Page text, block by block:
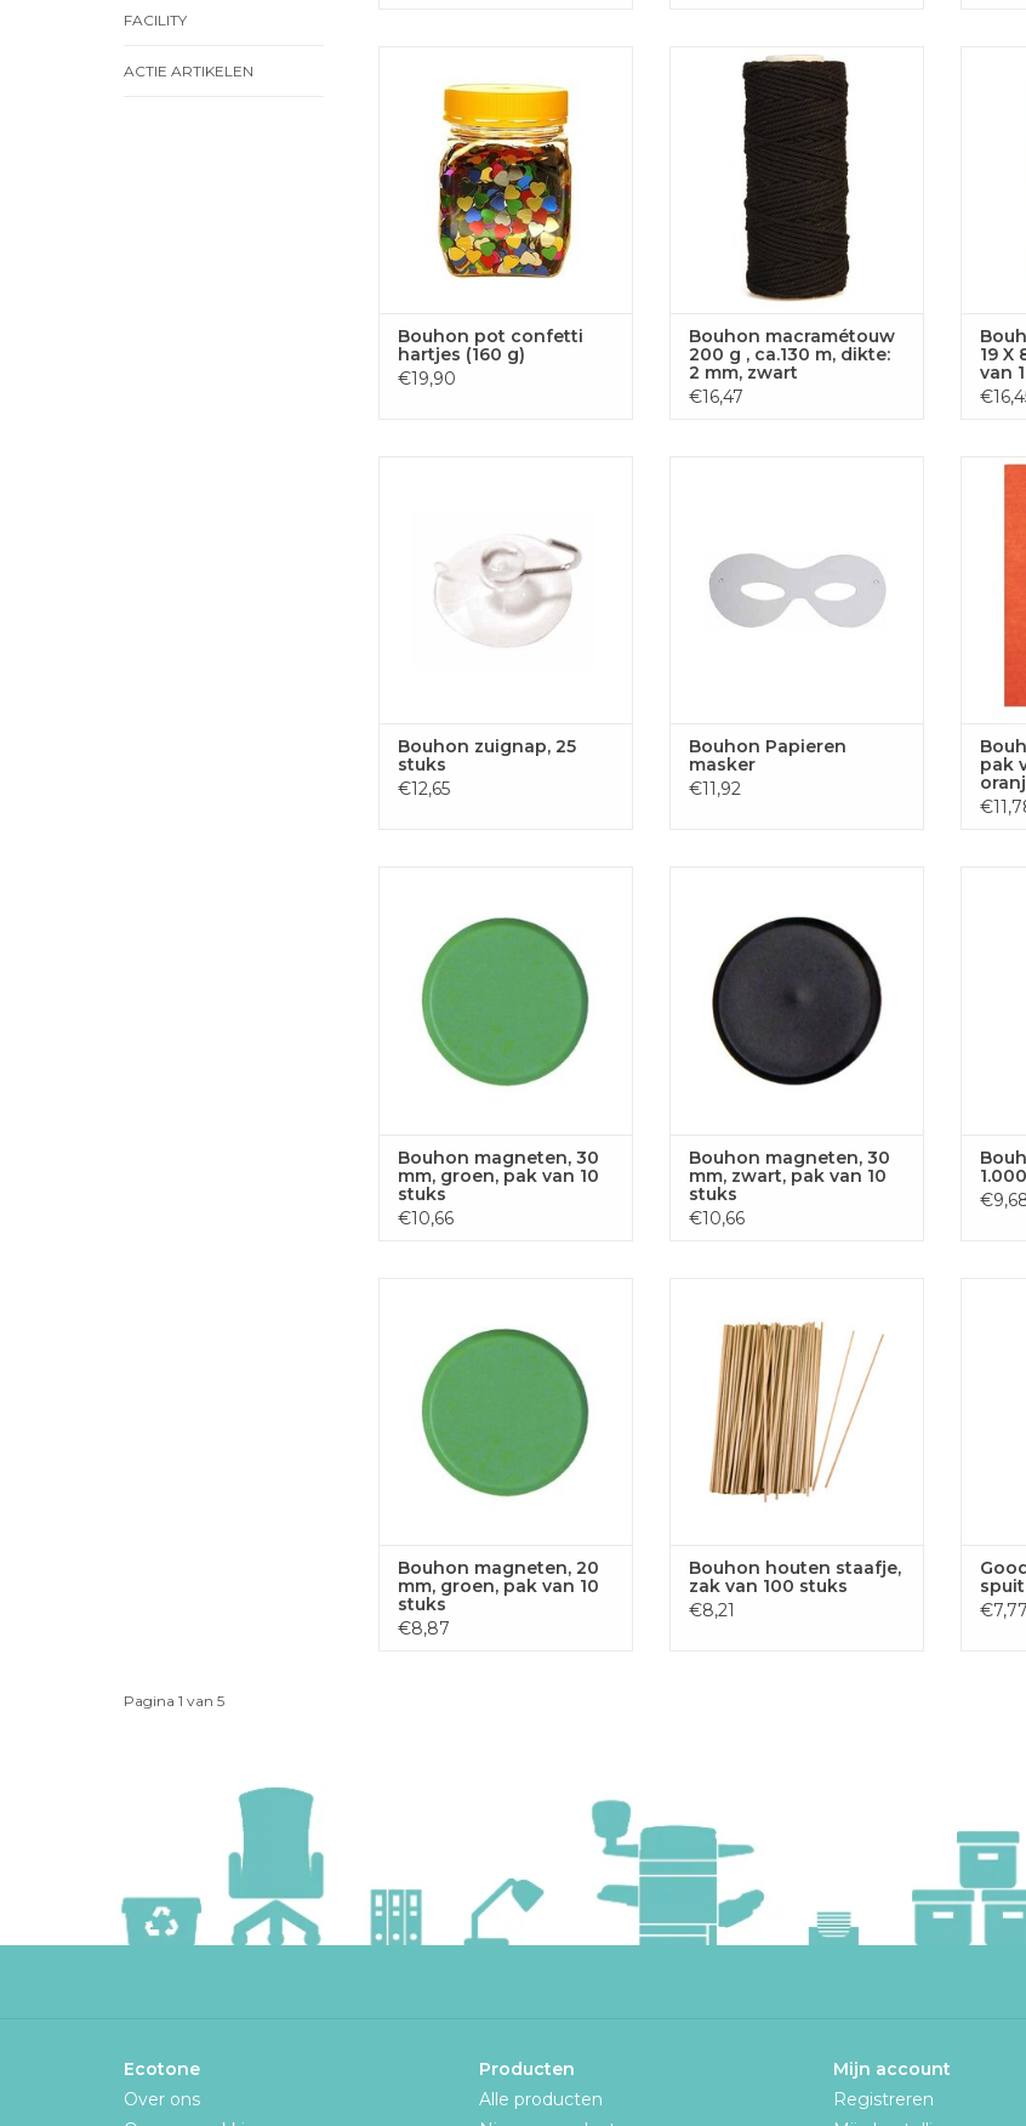
FACILITY
ACTIE ARTIKELEN
g)
TOEVOEGEN AAN
WINKELWAGEN
Bouhon pot confetti
hartjes (160 g)
€19,90
Bouhon macramétouw 200 g ,
ca.130 m, dikte: 2 mm, zwart
TOEVOEGEN AAN
WINKELWAGEN
Bouhon macramétouw
200 g , ca.130 m, dikte:
2 mm, zwart
€16,47
19 X
van
WINKELWAGEN
Bouhon zuignap, 25
stuks
€12,65
Bouhon Papieren
masker
€11,92
pak
TOEVOEGEN AAN
WINKELWAGEN
Bouhon magneten, 30
mm, groen, pak van 10
stuks
€10,66
TOEVOEGEN AAN
Bouhon magneten, 30
mm, zwart, pak van 10
stuks
€10,66
TOEVOEGEN AAN
WINKELWAGEN
Bouhon magneten, 20
mm, groen, pak van 10
stuks
€8,87
TOEVOEGEN AAN
WINKELWAGEN
Bouhon houten staafje,
zak van 100 stuks
€8,21
€7,77
Pagina 1 van 5
Ecotone
Over ons
Producten
Alle producten
Mijn account
Registreren